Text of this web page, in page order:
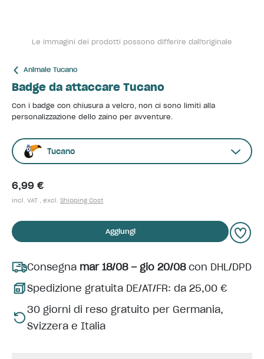
Le immagini dei prodotti possono differire dall'originale
Animale Tucano
Badge da attaccare Tucano
Con i badge con chiusura a velcro, non ci sono limiti alla
personalizzazione dello zaino per avventure.
Tucano
6,99 €
incl. VAT , excl. Shipping Cost
Aggiungi
Consegna mar 18/08 – gio 20/08con DHL/DPD
Spedizione gratuita DE/AT/FR: da 25,00 €
30 giorni di reso gratuito per Germania,
Svizzera e Italia